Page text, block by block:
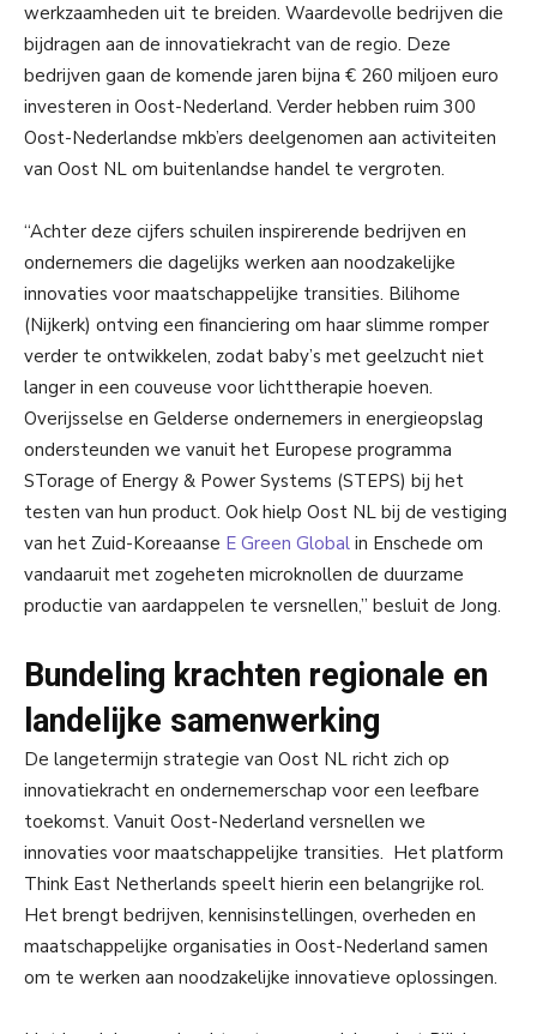
werkzaamheden uit te breiden. Waardevolle bedrijven die
bijdragen aan de innovatiekracht van de regio. Deze
bedrijven gaan de komende jaren bijna € 260 miljoen euro
investeren in Oost-Nederland. Verder hebben ruim 300
Oost-Nederlandse mkb’ers deelgenomen aan activiteiten
van Oost NL om buitenlandse handel te vergroten.
“Achter deze cijfers schuilen inspirerende bedrijven en
ondernemers die dagelijks werken aan noodzakelijke
innovaties voor maatschappelijke transities. Bilihome
(Nijkerk) ontving een financiering om haar slimme romper
verder te ontwikkelen, zodat baby’s met geelzucht niet
langer in een couveuse voor lichttherapie hoeven.
Overijsselse en Gelderse ondernemers in energieopslag
ondersteunden we vanuit het Europese programma
STorage of Energy & Power Systems (STEPS) bij het
testen van hun product. Ook hielp Oost NL bij de vestiging
van het Zuid-Koreaanse E Green Global in Enschede om
vandaaruit met zogeheten microknollen de duurzame
productie van aardappelen te versnellen,” besluit de Jong.
Bundeling krachten regionale en
landelijke samenwerking
De langetermijn strategie van Oost NL richt zich op
innovatiekracht en ondernemerschap voor een leefbare
toekomst. Vanuit Oost-Nederland versnellen we
innovaties voor maatschappelijke transities. Het platform
Think East Netherlands speelt hierin een belangrijke rol.
Het brengt bedrijven, kennisinstellingen, overheden en
maatschappelijke organisaties in Oost-Nederland samen
om te werken aan noodzakelijke innovatieve oplossingen.